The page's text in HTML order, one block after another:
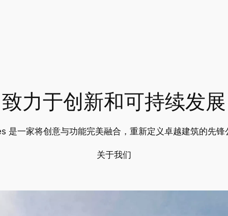
致力于创新和可持续发展
是一家将创意与功能完美融合，重新定义卓越建筑的先锋
关于我们